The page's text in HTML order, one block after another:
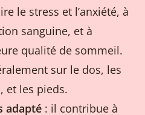
le stress et l’anxiété, à
sanguine, et à
qualité de sommeil.
sur le dos, les
et les pieds.
adapté : il contribue à